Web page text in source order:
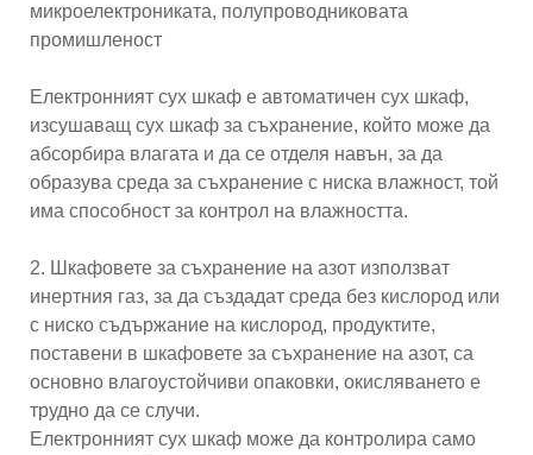
микроелектрониката, полупроводниковата
промишленост
Електронният сух шкаф е автоматичен сух шкаф,
изсушаващ сух шкаф за съхранение, който може да
абсорбира влагата и да се отделя навън, за да
образува среда за съхранение с ниска влажност, той
има способност за контрол на влажността.
2. Шкафовете за съхранение на азот използват
инертния газ, за ​​да създадат среда без кислород или
с ниско съдържание на кислород, продуктите,
поставени в шкафовете за съхранение на азот, са
основно влагоустойчиви опаковки, окисляването е
трудно да се случи.
Електронният сух шкаф може да контролира само